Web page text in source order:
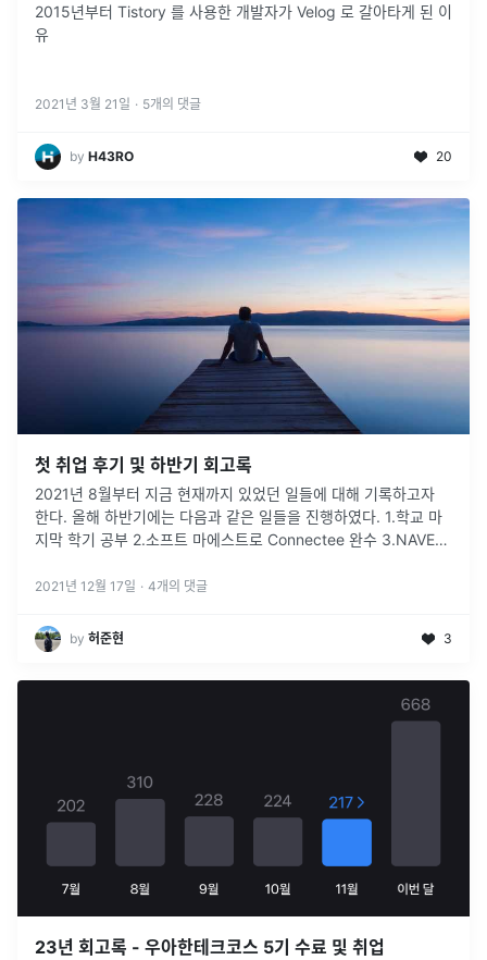
2015년부터 Tistory 를 사용한 개발자가 Velog 로 갈아타게 된 이
유
2021년 3월 21일 · 5개의 댓글
by H43RO 20
첫 취업 후기 및 하반기 회고록
2021년 8월부터 지금 현재까지 있었던 일들에 대해 기록하고자
한다. 올해 하반기에는 다음과 같은 일들을 진행하였다. 1.학교 마
지막 학기 공부 2.소프트 마에스트로 Connectee 완수 3.NAVER
2021년 12월 17일 · 4개의 댓글
by 허준현 3
23년 회고록 - 우아한테크코스 5기 수료 및 취업